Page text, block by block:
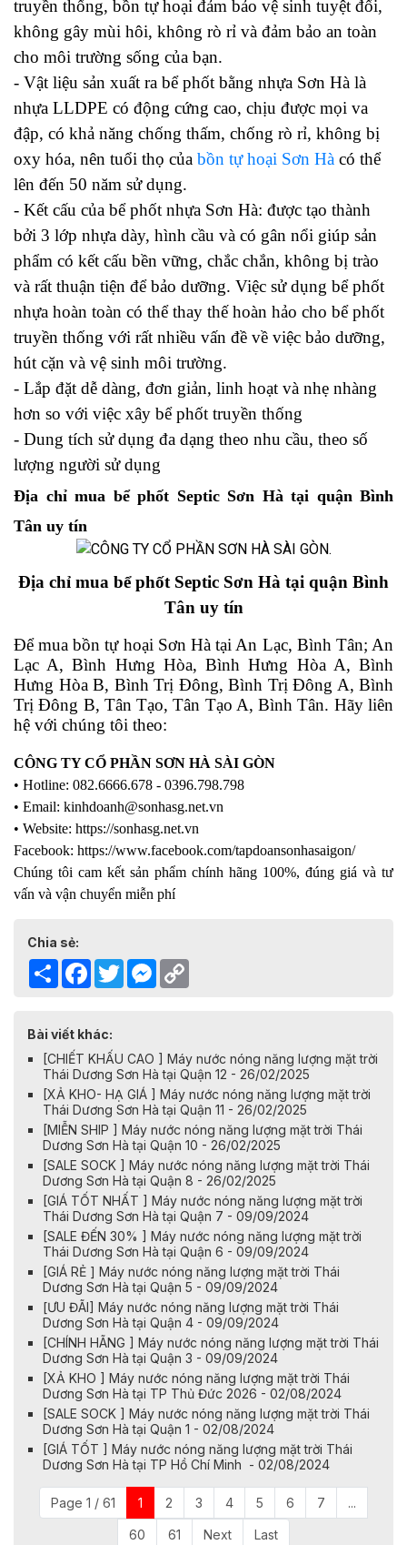
truyền thống, bồn tự hoại đảm bảo vệ sinh tuyệt đối,
không gây mùi hôi, không rò rỉ và đảm bảo an toàn
cho môi trường sống của bạn.
- Vật liệu sản xuất ra bể phốt bằng nhựa Sơn Hà là
nhựa LLDPE có động cứng cao, chịu được mọi va
đập, có khả năng chống thấm, chống rò rỉ, không bị
oxy hóa, nên tuổi thọ của bồn tự hoại Sơn Hà có thể
lên đến 50 năm sử dụng.
- Kết cấu của bể phốt nhựa Sơn Hà: được tạo thành
bởi 3 lớp nhựa dày, hình cầu và có gân nổi giúp sản
phẩm có kết cấu bền vững, chắc chắn, không bị trào
và rất thuận tiện để bảo dưỡng. Việc sử dụng bể phốt
nhựa hoàn toàn có thể thay thế hoàn hảo cho bể phốt
truyền thống với rất nhiều vấn đề về việc bảo dưỡng,
hút cặn và vệ sinh môi trường.
- Lắp đặt dễ dàng, đơn giản, linh hoạt và nhẹ nhàng
hơn so với việc xây bể phốt truyền thống
- Dung tích sử dụng đa dạng theo nhu cầu, theo số
lượng người sử dụng
Địa chỉ mua bể phốt Septic Sơn Hà tại quận Bình
Tân uy tín
Địa chỉ mua bể phốt Septic Sơn Hà tại quận Bình
Tân uy tín
Để mua bồn tự hoại Sơn Hà tại An Lạc, Bình Tân; An
Lạc A,Bình Hưng Hòa,Bình Hưng Hòa A,Bình
Hưng Hòa B, Bình Trị Đông, Bình Trị Đông A, Bình
Trị Đông B, Tân Tạo,Tân Tạo A, Bình Tân. Hãy liên
hệ với chúng tôi theo:
CÔNG TY CỔ PHẦN SƠN HÀ SÀI GÒN
• Hotline: 082.6666.678 - 0396.798.798
• Email: kinhdoanh@sonhasg.net.vn
• Website: https://sonhasg.net.vn
Facebook: https://www.facebook.com/tapdoansonhasaigon/
Chúng tôi cam kết sản phẩm chính hãng 100%, đúng giá và tư
vấn và vận chuyển miễn phí
Chia sẻ:
Share Facebook
TwitterMessenger
Bài viết khác:
[CHIẾT KHẤU CAO ] Máy nước nóng năng lượng mặt trời
Thái Dương Sơn Hà tại Quận 12 - 26/02/2025
[XẢ KHO- HẠ GIÁ ] Máy nước nóng năng lượng mặt trời
Thái Dương Sơn Hà tại Quận 11 - 26/02/2025
[MIỄN SHIP ] Máy nước nóng năng lượng mặt trời Thái
Dương Sơn Hà tại Quận 10 - 26/02/2025
[SALE SOCK ] Máy nước nóng năng lượng mặt trời Thái
Dương Sơn Hà tại Quận 8 - 26/02/2025
[GIÁ TỐT NHẤT ] Máy nước nóng năng lượng mặt trời
Thái Dương Sơn Hà tại Quận 7 - 09/09/2024
[SALE ĐẾN 30% ] Máy nước nóng năng lượng mặt trời
Thái Dương Sơn Hà tại Quận 6 - 09/09/2024
[GIÁ RẺ ] Máy nước nóng năng lượng mặt trời Thái
Dương Sơn Hà tại Quận 5 - 09/09/2024
[ƯU ĐÃI] Máy nước nóng năng lượng mặt trời Thái
Dương Sơn Hà tại Quận 4 - 09/09/2024
[CHÍNH HÃNG ] Máy nước nóng năng lượng mặt trời Thái
Dương Sơn Hà tại Quận 3 - 09/09/2024
[XẢ KHO ] Máy nước nóng năng lượng mặt trời Thái
Dương Sơn Hà tại TP Thủ Đức 2026 - 02/08/2024
[SALE SOCK ] Máy nước nóng năng lượng mặt trời Thái
Dương Sơn Hà tại Quận 1 - 02/08/2024
[GIÁ TỐT ] Máy nước nóng năng lượng mặt trời Thái
Dương Sơn Hà tại TP Hồ Chí Minh - 02/08/2024
Page 1 / 61 1 2 3 4 5 6 7 ...
60 61 Next Last